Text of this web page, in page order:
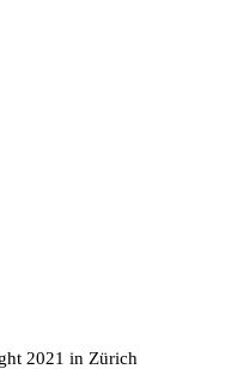
2021 in Zürich